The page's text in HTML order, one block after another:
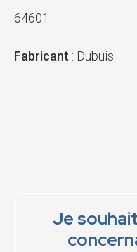
64601
Fabricant : Dubuis
Je